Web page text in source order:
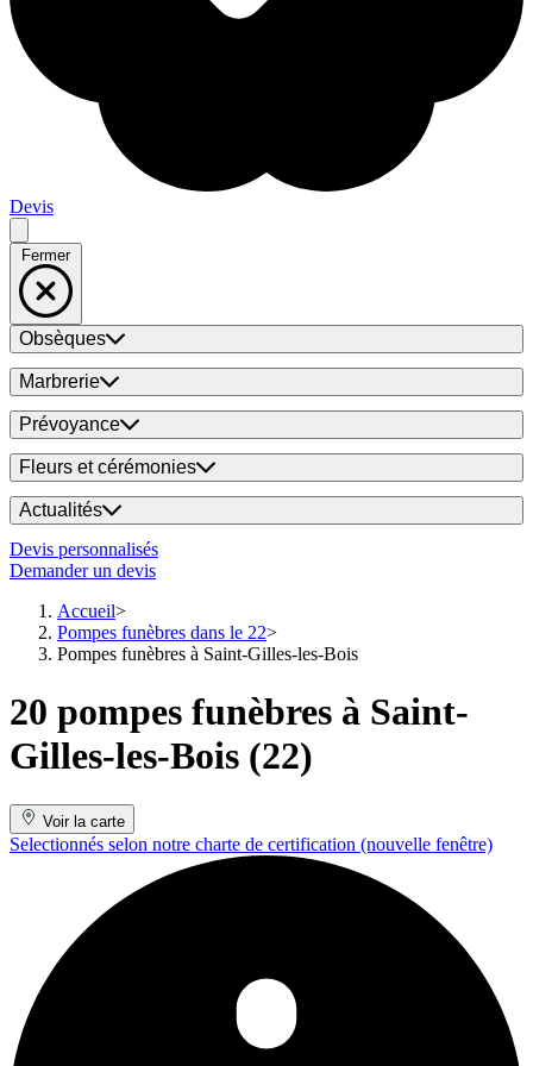
Devis
Fermer
Obsèques
Marbrerie
Prévoyance
Fleurs et cérémonies
Actualités
Devis personnalisés
Demander un devis
Accueil
Pompes funèbres dans le 22
Pompes funèbres à Saint-Gilles-les-Bois
20 pompes funèbres à Saint-
Gilles-les-Bois (22)
Voir la carte
Selectionnés selon notre charte de certification (nouvelle fenêtre)